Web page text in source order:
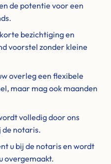
de potentie voor een
bezichtiging en
voorstel zonder kleine
overleg een flexibele
maar mag ook maanden
volledig door ons
de notaris.
u bij de notaris en wordt
overgemaakt.